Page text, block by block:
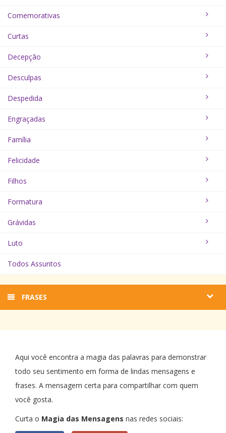
Comemorativas
Curtas
Decepção
Desculpas
Despedida
Engraçadas
Família
Felicidade
Filhos
Formatura
Grávidas
Luto
Todos Assuntos
FRASES
Aqui você encontra a magia das palavras para demonstrar
todo seu sentimento em forma de lindas mensagens e
frases. A mensagem certa para compartilhar com quem
você gosta.
Curta o Magia das Mensagens nas redes sociais: